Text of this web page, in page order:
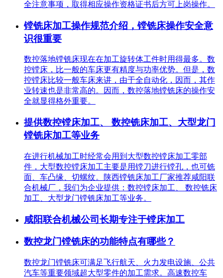
全注意事项，取得相应操作资格证书后方可上岗操作。
镗铣床加工操作规范介绍，镗铣床操作安全意
识很重要
数控落地镗铣床现在在加工旋转体工件时用得最多。数
控镗床，比一般的车床更有精度与功率优势。但是，数
控镗床比较一般车床来讲，由于全自动化，因而，其作
业转速也是非常高的。因而，数控落地镗铣床的操作安
全就显得格外重要。
提供数控镗床加工、 数控铣床加工、大型龙门
镗铣床加工等业务
在进行机械加工时经常会用到大型数控镗床加工零部
件，大型数控镗床加工主要是用镗刀进行镗孔，也可铣
面、车凸缘、切螺纹。陕西镗铣床加工厂家推荐咸阳联
合机械厂，我们为企业提供：数控镗床加工、 数控铣床
加工、大型龙门镗铣床加工等业务。
咸阳联合机械公司长期专注于镗床加工
数控龙门镗铣床的功能特点有哪些？
数控龙门镗铣床可满足飞行航天、火力发电设施、公共
汽车等重要领域超大型零件的加工需求。高速数控车